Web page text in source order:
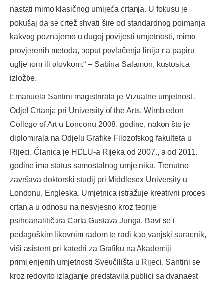
nastati mimo klasičnog umijeća crtanja. U fokusu je
pokušaj da se crtež shvati šire od standardnog poimanja
kakvog poznajemo u dugoj povijesti umjetnosti, mimo
provjerenih metoda, poput povlačenja linija na papiru
ugljenom ili olovkom.“ – Sabina Salamon, kustosica
izložbe.
Emanuela Santini magistrirala je Vizualne umjetnosti,
Odjel Crtanja pri University of the Arts, Wimbledon
College of Art u Londonu 2008. godine, nakon što je
diplomirala na Odjelu Grafike Filozofskog fakulteta u
Rijeci. Članica je HDLU-a Rijeka od 2007., a od 2011.
godine ima status samostalnog umjetnika. Trenutno
završava doktorski studij pri Middlesex University u
Londonu, Engleska. Umjetnica istražuje kreativni proces
crtanja u odnosu na nesvjesno kroz teorije
psihoanalitičara Carla Gustava Junga. Bavi se i
pedagoškim likovnim radom te radi kao vanjski suradnik,
viši asistent pri katedri za Grafiku na Akademiji
primijenjenih umjetnosti Sveučilišta u Rijeci. Santini se
kroz redovito izlaganje predstavila publici sa dvanaest